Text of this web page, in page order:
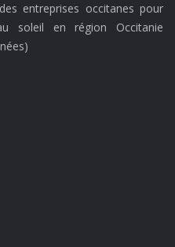
entreprises occitanes pour
soleil en région Occitanie